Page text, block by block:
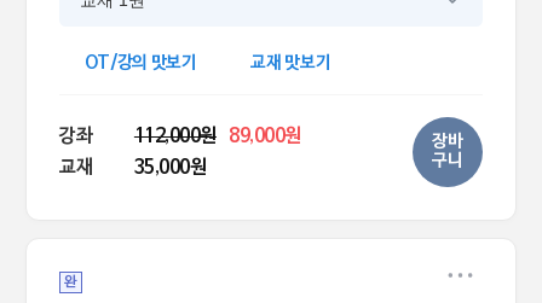
OT/강의 맛보기 교재 맛보기
강좌 112,000원
89,000원
교재
35,000원
장바
구니
완